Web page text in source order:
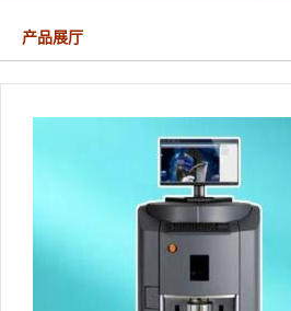
产品展厅